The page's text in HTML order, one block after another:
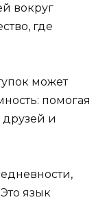
вокруг
где
может
помогая
и
язык